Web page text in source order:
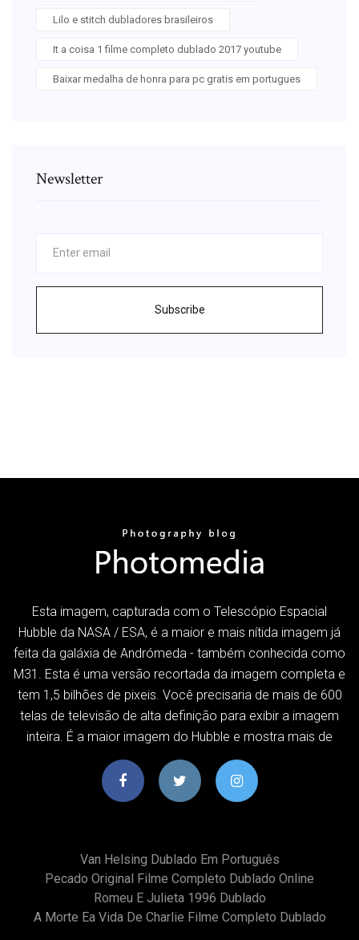
Lilo e stitch dubladores brasileiros
It a coisa 1 filme completo dublado 2017 youtube
Baixar medalha de honra para pc gratis em portugues
Newsletter
Subscribe
Esta imagem, capturada com o Telescópio Espacial
Hubble da NASA / ESA, é a maior e mais nítida imagem já
feita da galáxia de Andrómeda - também conhecida como
M31. Esta é uma versão recortada da imagem completa e
tem 1,5 bilhões de pixeis. Você precisaria de mais de 600
telas de televisão de alta definição para exibir a imagem
inteira. É a maior imagem do Hubble e mostra mais de
Van Helsing Dublado Em Português
Pecado Original Filme Completo Dublado Online
Romeu E Julieta 1996 Dublado
A Morte Ea Vida De Charlie Filme Completo Dublado